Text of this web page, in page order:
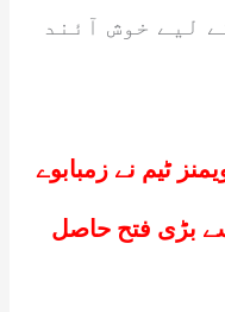
لیے خوش آئند
ٹیم نے زمبابوے
بڑی فتح حاصل